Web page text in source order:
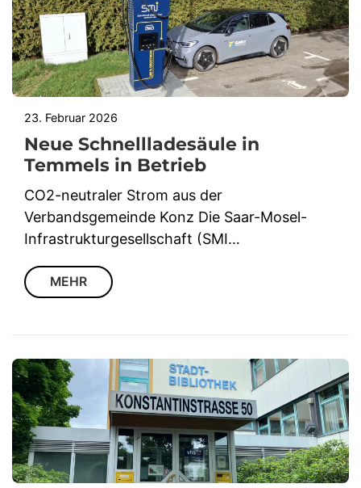
23. Februar 2026
Neue Schnellladesäule in
Temmels in Betrieb
CO2-neutraler Strom aus der
Verbandsgemeinde Konz Die Saar-Mosel-
Infrastrukturgesellschaft (SMI…
MEHR